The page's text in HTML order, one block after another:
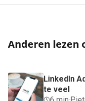
Anderen lezen
LinkedIn
te veel